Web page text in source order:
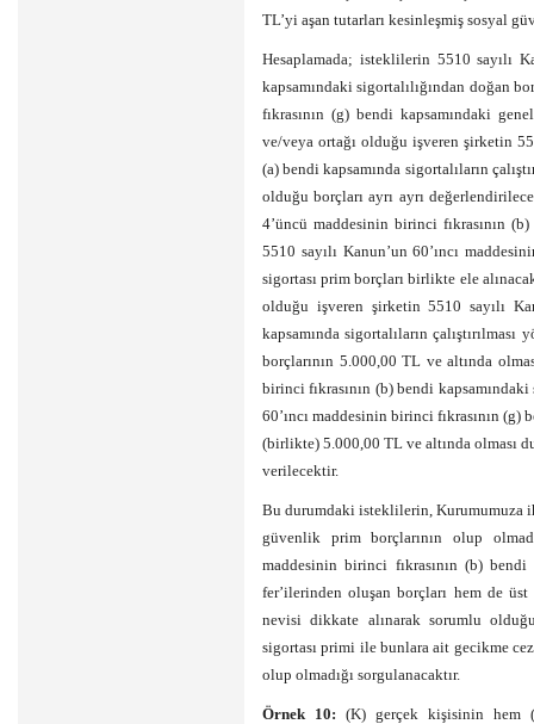
TL’yi aşan tutarları kesinleşmiş sosyal
Hesaplamada; isteklilerin 5510 sayılı
kapsamındaki sigortalılığından doğan
fıkrasının (g) bendi kapsamındaki
ve/veya ortağı olduğu işveren şirketin
(a) bendi kapsamında sigortalıların
olduğu borçları ayrı ayrı
4’üncü maddesinin birinci fıkrasının
5510 sayılı Kanun’un 60’ıncı
sigortası prim borçları birlikte ele
olduğu işveren şirketin 5510 sayılı
kapsamında sigortalıların
borçlarının 5.000,00 TL ve altında
birinci fıkrasının (b) bendi
60’ıncı maddesinin birinci fıkrasının (g)
(birlikte) 5.000,00 TL ve altında olması
verilecektir.
Bu durumdaki isteklilerin, Kurumumuza
güvenlik prim borçlarının olup
maddesinin birinci fıkrasının (b)
fer’ilerinden oluşan borçları hem de
nevisi dikkate alınarak sorumlu
sigortası primi ile bunlara ait gecikme
olup olmadığı sorgulanacaktır.
Örnek 10: (K) gerçek kişisinin hem